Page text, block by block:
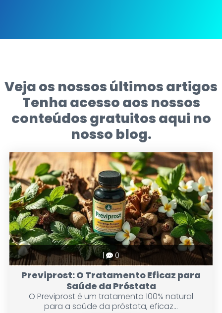
Veja os nossos últimos artigos
Tenha acesso aos nossos
conteúdos gratuitos aqui no
nosso blog.
0
Previprost: O Tratamento Eficaz para
Saúde da Próstata
O Previprost é um tratamento 100% natural
para a saúde da próstata, eficaz...